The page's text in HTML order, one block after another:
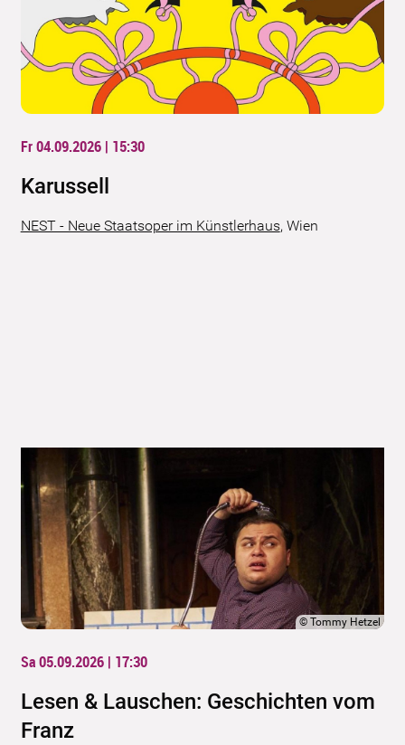
Fr 04.09.2026 | 15:30
Karussell
NEST - Neue Staatsoper im Künstlerhaus, Wien
©Tommy Hetzel
Sa 05.09.2026 | 17:30
Lesen & Lauschen: Geschichten vom
Franz